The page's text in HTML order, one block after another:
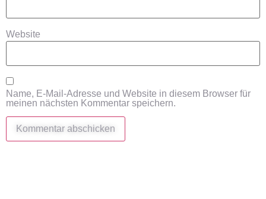
Website
Name, E-Mail-Adresse und Website in diesem Browser für
meinen nächsten Kommentar speichern.